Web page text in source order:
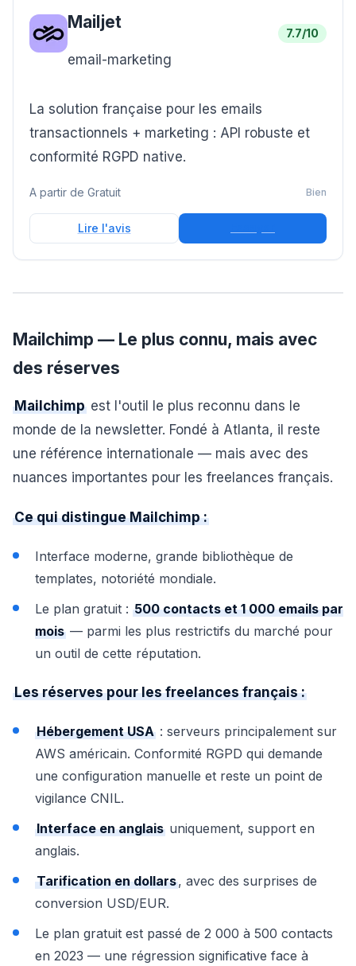
Mailjet
email-marketing
7.7/10
La solution française pour les emails
transactionnels + marketing : API robuste et
conformité RGPD native.
A partir de Gratuit Bien
Lire l'avis
Mailchimp — Le plus connu, mais avec
des réserves
Mailchimp est l'outil le plus reconnu dans le
monde de la newsletter. Fondé à Atlanta, il reste
une référence internationale — mais avec des
nuances importantes pour les freelances français.
Ce qui distingue Mailchimp :
Interface moderne, grande bibliothèque de
templates, notoriété mondiale.
Le plan gratuit : 500 contacts et 1 000 emails par
mois — parmi les plus restrictifs du marché pour
un outil de cette réputation.
Les réserves pour les freelances français :
Hébergement USA : serveurs principalement sur
AWS américain. Conformité RGPD qui demande
une configuration manuelle et reste un point de
vigilance CNIL.
Interface en anglais uniquement, support en
anglais.
Tarification en dollars, avec des surprises de
conversion USD/EUR.
Le plan gratuit est passé de 2 000 à 500 contacts
en 2023 — une régression significative face à